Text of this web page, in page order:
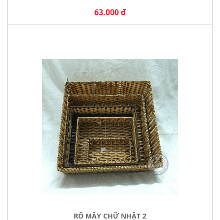
63.000 đ
RỔ MÂY CHỮ NHẬT 2